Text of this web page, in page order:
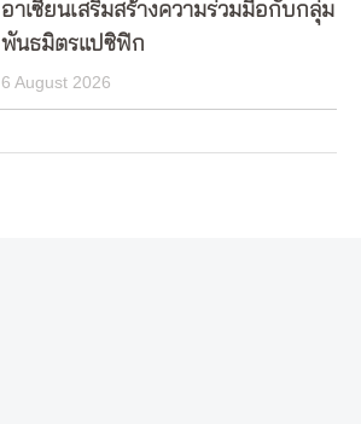
อาเซียนเสริมสร้างความร่วมมือกับกลุ่ม
พันธมิตรแปซิฟิก
6 August 2026